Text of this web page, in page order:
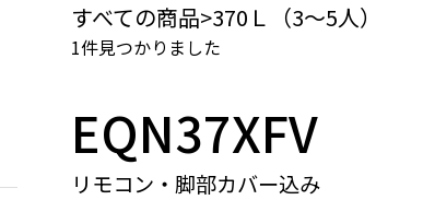
すべての商品>370Ｌ（3～5人）
1件見つかりました
EQN37XFV
リモコン・脚部カバー込み